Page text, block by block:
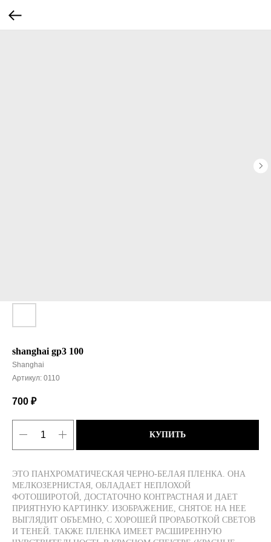
shanghai gp3 100
Shanghai
Артикул: 0110
700 ₽
КУПИТЬ
ЭТО ПАНХРОМАТИЧЕСКАЯ ЧЕРНО-БЕЛАЯ ПЛЕНКА. ОНА
МЕЛКОЗЕРНИСТАЯ, ОБЛАДАЕТ НЕПЛОХОЙ
ФОТОШИРОТОЙ, ДОСТАТОЧНО КОНТРАСТНАЯ И ДАЕТ
ПРИЯТНУЮ КАРТИНКУ. ИЗОБРАЖЕНИЕ, СНЯТОЕ НА НЕЕ
ВЫГЛЯДИТ ОБЪЕМНО, С ХОРОШЕЙ ПРОРАБОТКОЙ СВЕТОВ
И ТЕНЕЙ. ТАКЖЕ ПЛЕНКА ИМЕЕТ РАСШИРЕННУЮ